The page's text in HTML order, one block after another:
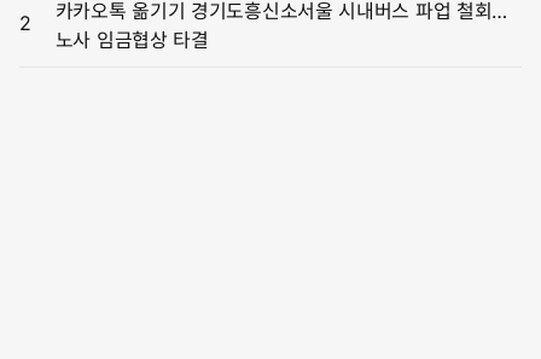
2
카카오톡 옮기기 경기도흥신소서울 시내버스 파업 철회…
노사 임금협상 타결